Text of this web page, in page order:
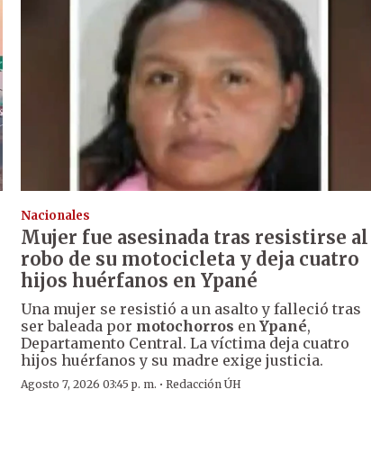
Nacionales
Mujer fue asesinada tras resistirse al
robo de su motocicleta y deja cuatro
hijos huérfanos en Ypané
Una mujer se resistió a un asalto y falleció tras
ser baleada por motochorros enYpané,
Departamento Central. La víctima deja cuatro
hijos huérfanos y su madre exige justicia.
Agosto 7, 2026 03:45 p. m. ·Redacción ÚH